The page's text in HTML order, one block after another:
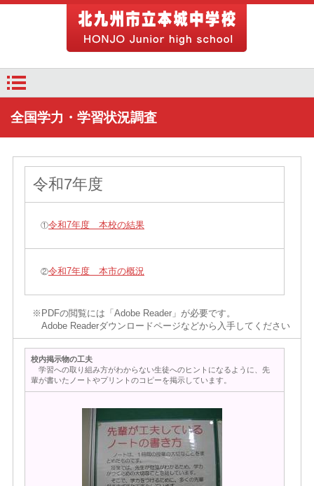
全国学力・学習状況調査
令和7年度
①令和7年度 本校の結果
②令和7年度 本市の概況
※PDFの閲覧には「Adobe Reader」が必要です。
Adobe Readerダウンロードページなどから入手してください
校内掲示物の工夫
学習への取り組み方がわからない生徒へのヒントになるように、先
輩が書いたノートやプリントのコピーを掲示しています。